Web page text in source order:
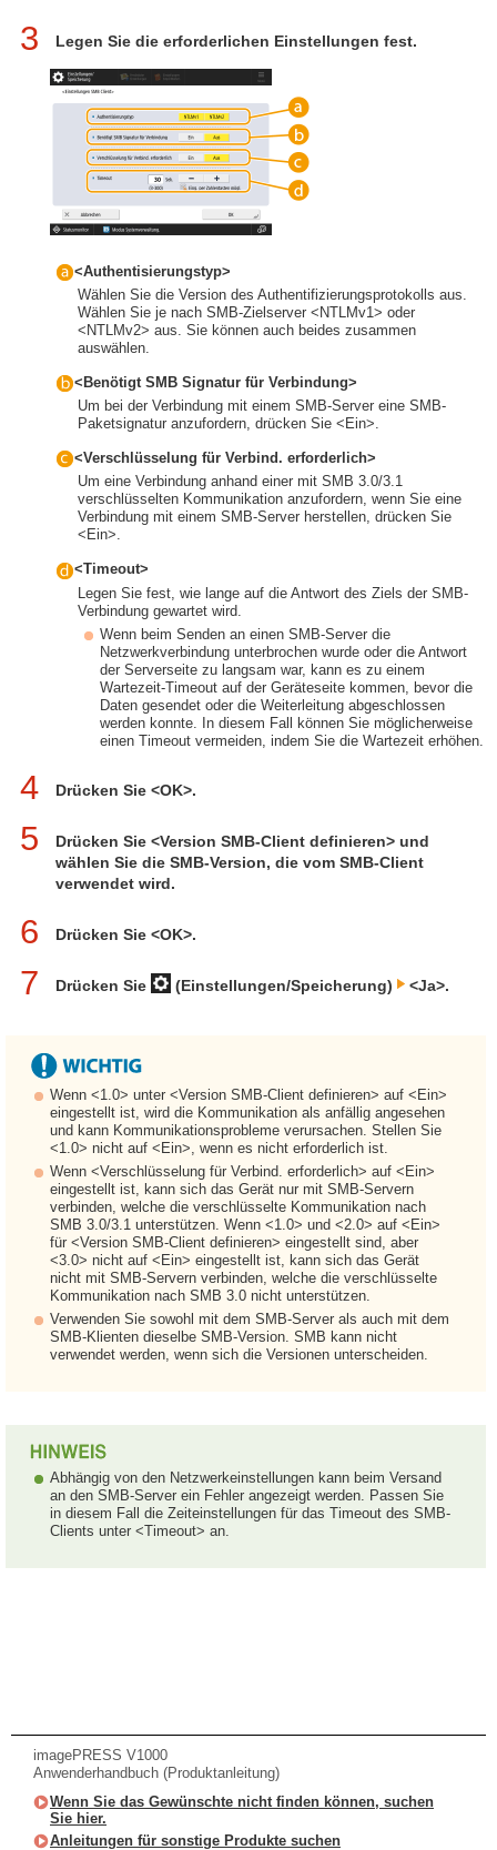
3 Legen Sie die erforderlichen Einstellungen fest.
<Authentisierungstyp>
Wählen Sie die Version des Authentifizierungsprotokolls aus.
Wählen Sie je nach SMB-Zielserver <NTLMv1> oder
<NTLMv2> aus. Sie können auch beides zusammen
auswählen.
<Benötigt SMB Signatur für Verbindung>
Um bei der Verbindung mit einem SMB-Server eine SMB-
Paketsignatur anzufordern, drücken Sie <Ein>.
<Verschlüsselung für Verbind. erforderlich>
Um eine Verbindung anhand einer mit SMB 3.0/3.1
verschlüsselten Kommunikation anzufordern, wenn Sie eine
Verbindung mit einem SMB-Server herstellen, drücken Sie
<Ein>.
<Timeout>
Legen Sie fest, wie lange auf die Antwort des Ziels der SMB-
Verbindung gewartet wird.
Wenn beim Senden an einen SMB-Server die
Netzwerkverbindung unterbrochen wurde oder die Antwort
der Serverseite zu langsam war, kann es zu einem
Wartezeit-Timeout auf der Geräteseite kommen, bevor die
Daten gesendet oder die Weiterleitung abgeschlossen
werden konnte. In diesem Fall können Sie möglicherweise
einen Timeout vermeiden, indem Sie die Wartezeit erhöhen.
4 Drücken Sie <OK>.
5
Drücken Sie <Version SMB-Client definieren> und
wählen Sie die SMB-Version, die vom SMB-Client
verwendet wird.
6 Drücken Sie <OK>.
7 Drücken Sie (Einstellungen/Speicherung) <Ja>.
Wenn <1.0> unter <Version SMB-Client definieren> auf <Ein>
eingestellt ist, wird die Kommunikation als anfällig angesehen
und kann Kommunikationsprobleme verursachen. Stellen Sie
<1.0> nicht auf <Ein>, wenn es nicht erforderlich ist.
Wenn <Verschlüsselung für Verbind. erforderlich> auf <Ein>
eingestellt ist, kann sich das Gerät nur mit SMB-Servern
verbinden, welche die verschlüsselte Kommunikation nach
SMB 3.0/3.1 unterstützen. Wenn <1.0> und <2.0> auf <Ein>
für <Version SMB-Client definieren> eingestellt sind, aber
<3.0> nicht auf <Ein> eingestellt ist, kann sich das Gerät
nicht mit SMB-Servern verbinden, welche die verschlüsselte
Kommunikation nach SMB 3.0 nicht unterstützen.
Verwenden Sie sowohl mit dem SMB-Server als auch mit dem
SMB-Klienten dieselbe SMB-Version. SMB kann nicht
verwendet werden, wenn sich die Versionen unterscheiden.
Abhängig von den Netzwerkeinstellungen kann beim Versand
an den SMB-Server ein Fehler angezeigt werden. Passen Sie
in diesem Fall die Zeiteinstellungen für das Timeout des SMB-
Clients unter <Timeout> an.
imagePRESS V1000
Anwenderhandbuch (Produktanleitung)
Wenn Sie das Gewünschte nicht finden können, suchen
Sie hier.
Anleitungen für sonstige Produkte suchen